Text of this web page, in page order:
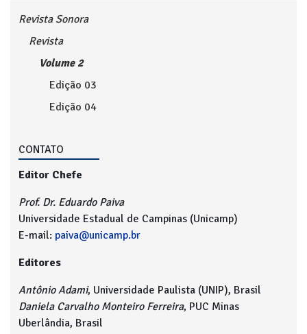
Revista Sonora
Revista
Volume 2
Edição 03
Edição 04
CONTATO
Editor Chefe
Prof. Dr. Eduardo Paiva
Universidade Estadual de Campinas (Unicamp)
E-mail: paiva@unicamp.br
Editores
Antônio Adami, Universidade Paulista (UNIP), Brasil
Daniela Carvalho Monteiro Ferreira, PUC Minas
Uberlândia, Brasil